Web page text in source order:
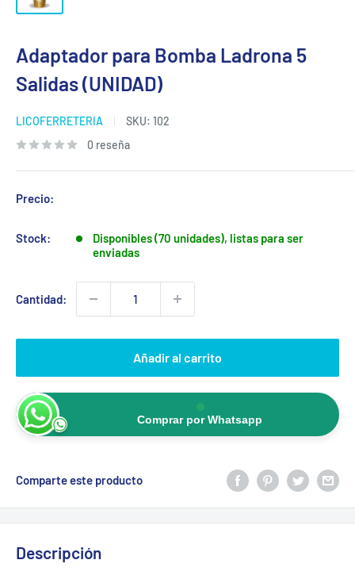
Adaptador para Bomba Ladrona 5
Salidas (UNIDAD)
LICOFERRETERIA SKU: 102
0 reseña
Precio:
Stock:
Disponibles (70 unidades), listas para ser
enviadas
Cantidad:
Añadir al carrito
Comprar por Whatsapp
Comparte este producto
Descripción